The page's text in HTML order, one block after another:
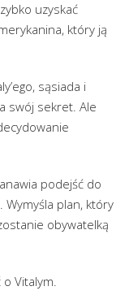
uzyskać
który ją
sąsiada i
swój sekret. Ale
podejść do
Wymyśla plan, który
obywatelką
Vitalym.